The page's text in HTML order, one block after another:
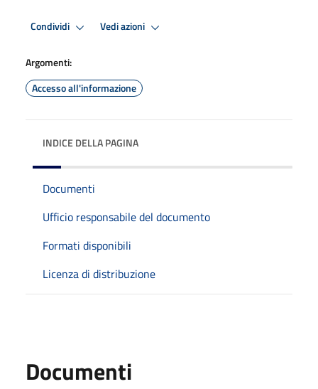
Condividi Vedi azioni
Argomenti:
Accesso all'informazione
INDICE DELLA PAGINA
Documenti
Ufficio responsabile del documento
Formati disponibili
Licenza di distribuzione
Documenti